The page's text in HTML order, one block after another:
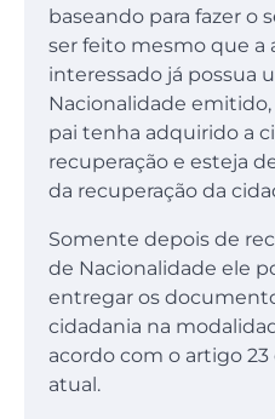
baseando para fazer o
ser feito mesmo que a
interessado já possua
Nacionalidade
pai tenha adquirido a
recuperação e esteja
da recuperação da
Somente depois de
de Nacionalidade ele
entregar os
cidadania na
acordo com o artigo
atual.